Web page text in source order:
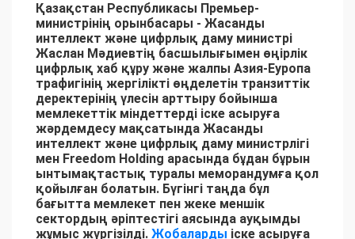
Қазақстан Республикасы Премьер-
министрінің орынбасары - Жасанды
интеллект және цифрлық даму министрі
Жаслан Мәдиевтің басшылығымен өңірлік
цифрлық хаб құру және жалпы Азия-Еуропа
трафигінің жергілікті өңделетін транзиттік
деректерінің үлесін арттыру бойынша
мемлекеттік міндеттерді іске асыруға
жәрдемдесу мақсатында Жасанды
интеллект және цифрлық даму министрлігі
мен Freedom Holding арасында бұдан бұрын
ынтымақтастық туралы меморандумға қол
қойылған болатын. Бүгінгі таңда бұл
бағытта мемлекет пен жеке меншік
сектордың әріптестігі аясында ауқымды
жұмыс жүргізілді. Жобаларды іске асыруға